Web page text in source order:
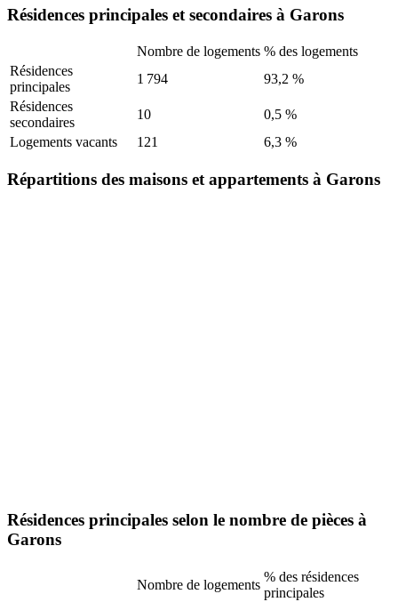
Résidences principales et secondaires à Garons
Nombre de logements % des logements
Résidences
principales
1 794
93,2 %
Résidences
secondaires
10
0,5 %
Logements vacants
121 6,3 %
Répartitions des maisons et appartements à Garons
Résidences principales selon le nombre de pièces à
Garons
Nombre de logements
% des résidences
principales